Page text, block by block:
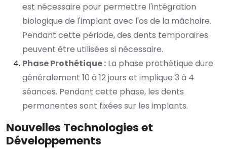
est nécessaire pour permettre l'intégration
biologique de l'implant avec l'os de la mâchoire.
Pendant cette période, des dents temporaires
peuvent être utilisées si nécessaire.
Phase Prothétique : La phase prothétique dure
généralement 10 à 12 jours et implique 3 à 4
séances. Pendant cette phase, les dents
permanentes sont fixées sur les implants.
Nouvelles Technologies et
Développements